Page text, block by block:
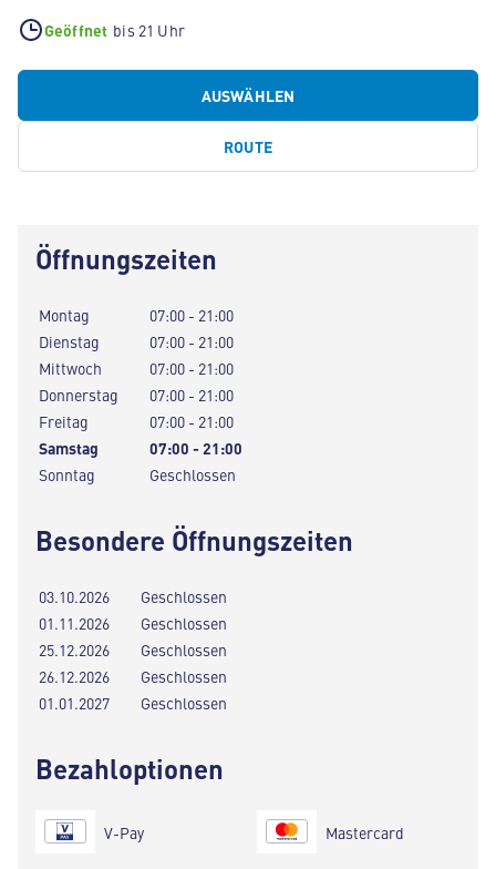
Geöffnet bis 21 Uhr
AUSWÄHLEN
ROUTE
Öffnungszeiten
Montag
07:00 - 21:00
Dienstag
07:00 - 21:00
Mittwoch
07:00 - 21:00
Donnerstag
07:00 - 21:00
Freitag
07:00 - 21:00
Samstag
07:00 - 21:00
Sonntag
Geschlossen
Besondere Öffnungszeiten
03.10.2026
Geschlossen
01.11.2026
Geschlossen
25.12.2026
Geschlossen
26.12.2026
Geschlossen
01.01.2027
Geschlossen
Bezahloptionen
V-Pay Mastercard